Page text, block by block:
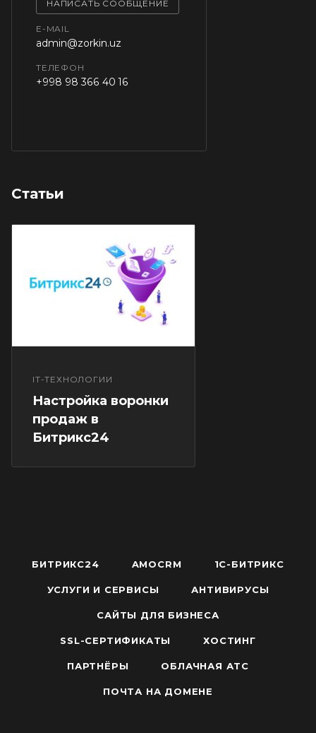
НАПИСАТЬ СООБЩЕНИЕ
E-MAIL
admin@zorkin.uz
ТЕЛЕФОН
+998 98 366 40 16
Статьи
IT-ТЕХНОЛОГИИ
Настройка воронки
продаж в
Битрикс24
БИТРИКС24 AMOCRM 1С-БИТРИКС
УСЛУГИ И СЕРВИСЫ АНТИВИРУСЫ
САЙТЫ ДЛЯ БИЗНЕСА
SSL-СЕРТИФИКАТЫ ХОСТИНГ
ПАРТНЁРЫ ОБЛАЧНАЯ АТС
ПОЧТА НА ДОМЕНЕ